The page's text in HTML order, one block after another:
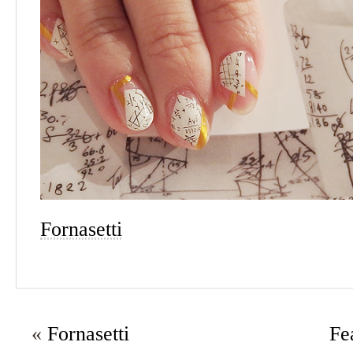
Fornasetti
« Fornasetti